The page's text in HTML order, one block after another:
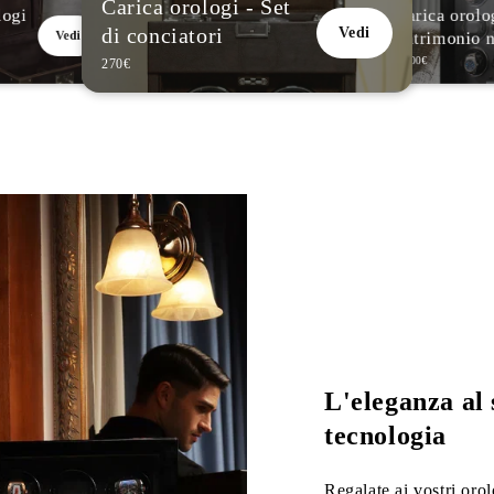
Vedi
Carica orologi - Set
di conciatori
270€
Vedi
Carica
Patrimonio
2 000€
L'eleganza al
tecnologia
Regalate ai vostri